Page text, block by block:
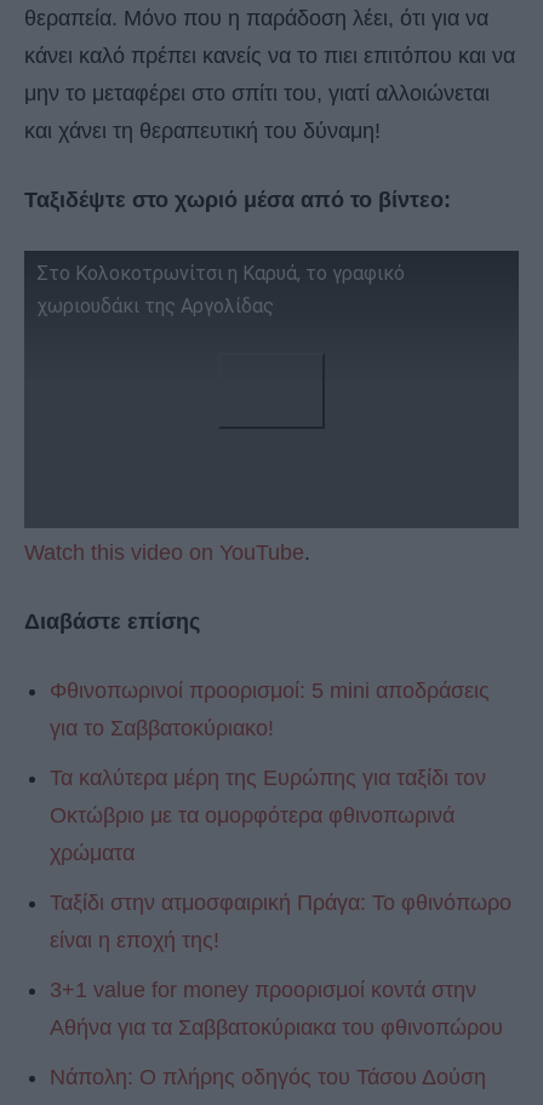
θεραπεία. Μόνο που η παράδοση λέει, ότι για να
κάνει καλό πρέπει κανείς να το πιει επιτόπου και να
μην το μεταφέρει στο σπίτι του, γιατί αλλοιώνεται
και χάνει τη θεραπευτική του δύναμη!
Ταξιδέψτε στο χωριό μέσα από το βίντεο:
Στο Κολοκοτρωνίτσι η Καρυά, το γραφικό
χωριουδάκι της Αργολίδας
Watch this video on YouTube.
Διαβάστε επίσης
Φθινοπωρινοί προορισμοί: 5 mini αποδράσεις
για το Σαββατοκύριακο!
Τα καλύτερα μέρη της Ευρώπης για ταξίδι τον
Οκτώβριο με τα ομορφότερα φθινοπωρινά
χρώματα
Ταξίδι στην ατμοσφαιρική Πράγα: Το φθινόπωρο
είναι η εποχή της!
3+1 value for money προορισμοί κοντά στην
Αθήνα για τα Σαββατοκύριακα του φθινοπώρου
Νάπολη: Ο πλήρης οδηγός του Τάσου Δούση